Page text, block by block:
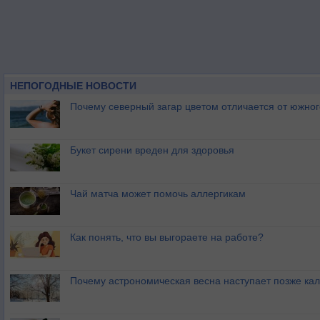
НЕПОГОДНЫЕ НОВОСТИ
Почему северный загар цветом отличается от
Букет сирени вреден для здоровья
Чай матча может помочь аллергикам
Как понять, что вы выгораете на работе?
Почему астрономическая весна наступает позже